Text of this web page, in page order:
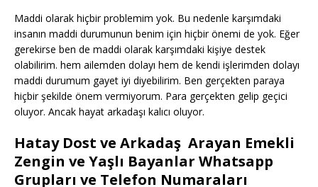
Maddi olarak hiçbir problemim yok. Bu nedenle karşımdaki
insanın maddi durumunun benim için hiçbir önemi de yok. Eğer
gerekirse ben de maddi olarak karşımdaki kişiye destek
olabilirim. hem ailemden dolayı hem de kendi işlerimden dolayı
maddi durumum gayet iyi diyebilirim. Ben gerçekten paraya
hiçbir şekilde önem vermiyorum. Para gerçekten gelip geçici
oluyor. Ancak hayat arkadaşı kalıcı oluyor.
Hatay Dost ve Arkadaş Arayan Emekli
Zengin ve Yaşlı Bayanlar Whatsapp
Grupları ve Telefon Numaraları